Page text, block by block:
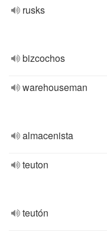
rusks
bizcochos
warehouseman
almacenista
teuton
teutón